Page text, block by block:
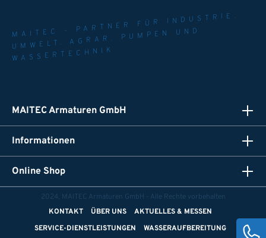
MAITEC - PARTNER FÜR INDUSTRIE.
UMWELT. AGRAR. PUMPEN UND
WASSERTECHNIK
MAITEC Armaturen GmbH
Informationen
Online Shop
2024, MAITEC Armaturen GmbH - Alle Rechte vorbehalten
KONTAKT
ÜBER UNS
AKTUELLES & MESSEN
SERVICE-DIENSTLEISTUNGEN
WASSERAUFBEREITUNG